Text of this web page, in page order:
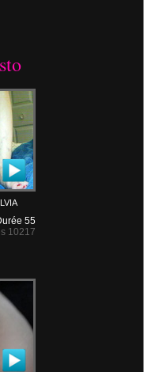
55
10217